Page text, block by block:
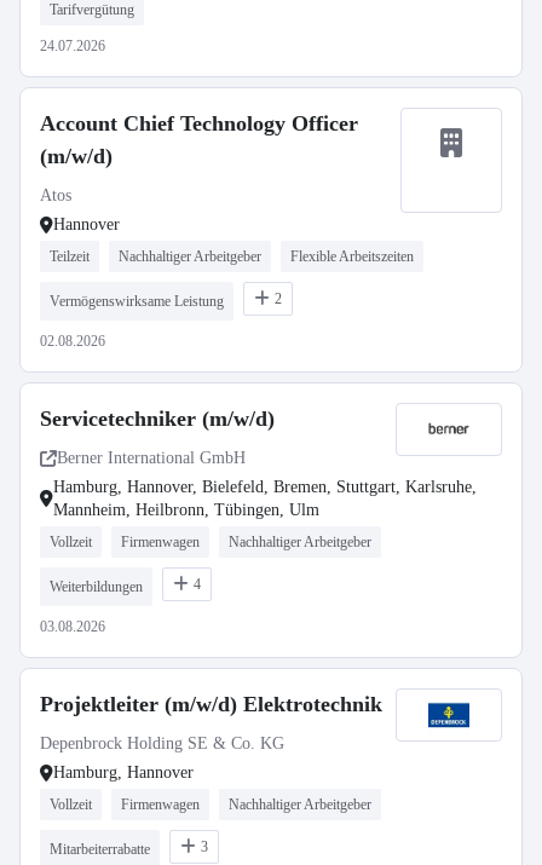
Tarifvergütung
24.07.2026
Account Chief Technology Officer
(m/w/d)
Atos
Hannover
Teilzeit Nachhaltiger Arbeitgeber Flexible Arbeitszeiten
Vermögenswirksame Leistung 2
02.08.2026
Servicetechniker (m/w/d)
Berner International GmbH
Hamburg, Hannover, Bielefeld, Bremen, Stuttgart, Karlsruhe,
Mannheim, Heilbronn, Tübingen, Ulm
Vollzeit Firmenwagen Nachhaltiger Arbeitgeber
Weiterbildungen 4
03.08.2026
Projektleiter (m/w/d) Elektrotechnik
Depenbrock Holding SE & Co. KG
Hamburg, Hannover
Vollzeit Firmenwagen Nachhaltiger Arbeitgeber
Mitarbeiterrabatte 3